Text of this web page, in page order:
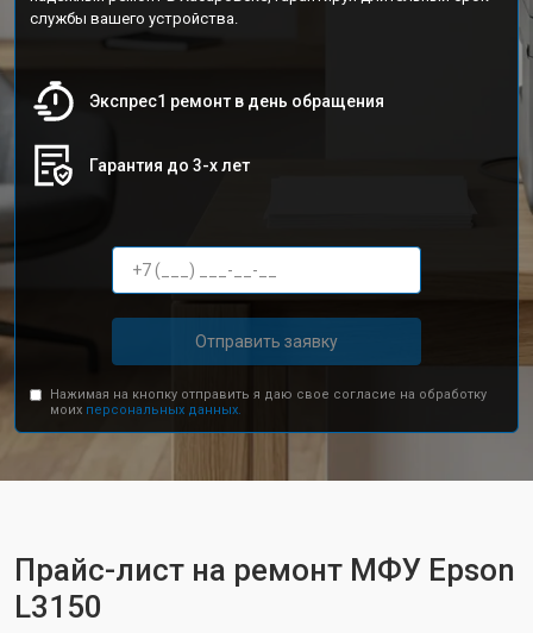
службы вашего устройства.
Экспрес1 ремонт в день обращения
Гарантия до 3-х лет
Отправить заявку
Нажимая на кнопку отправить я даю свое согласие на обработку
моих персональных данных.
Прайс-лист на ремонт МФУ Epson
L3150